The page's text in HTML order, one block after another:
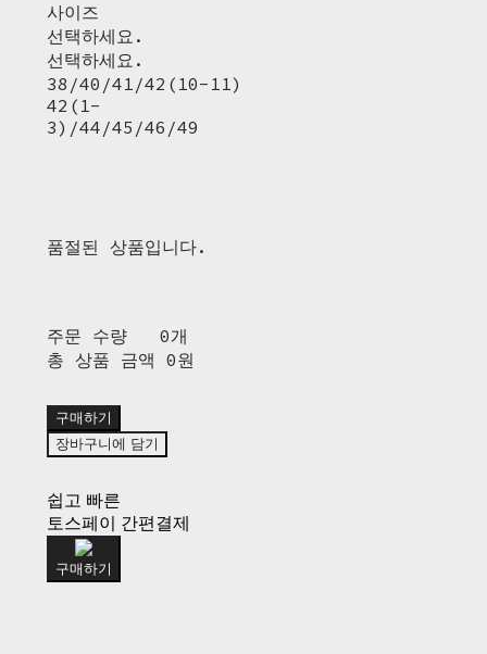
사이즈
선택하세요.
선택하세요.
38/40/41/42(10-11)
42(1-
3)/44/45/46/49
품절된 상품입니다.
주문 수량
0개
총 상품 금액 0원
구매하기
장바구니에 담기
쉽고 빠른
토스페이 간편결제
구매하기